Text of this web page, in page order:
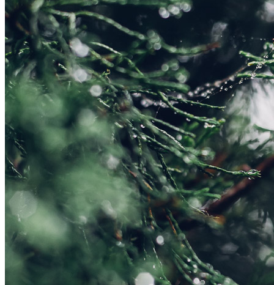
Datenschutz
Suche
TAG CLOUD
Blogparade Blumen Buchempfehlung design DIY
Farben Filter Fotoprojekt Frühling Getestet
Gewinner
Herbst InterviewKreativität
Lightroom lightroom tipps Makro Monochrom
Produkttest S-/W Schnee Schwarz-Weiß SEO Sommer
Stockfotografie Streetfotografie TopDogs
Verlosung Wasser Weiß